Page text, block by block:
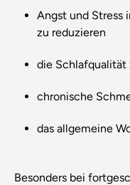
Angst und Stress
zu reduzieren
die Schlafqualität
chronische
das allgemeine
Besonders bei